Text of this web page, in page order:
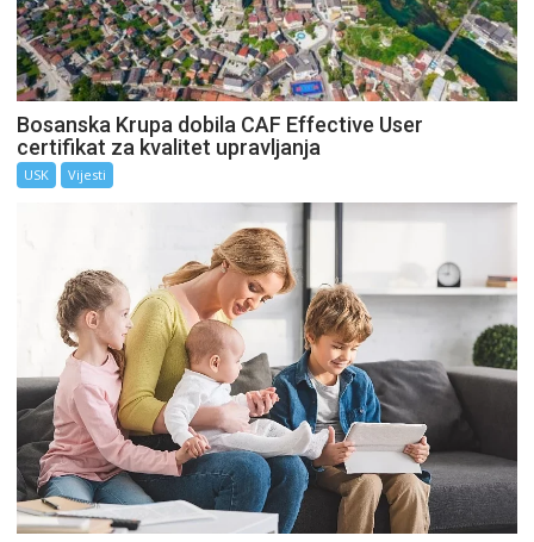
Bosanska Krupa dobila CAF Effective User
certifikat za kvalitet upravljanja
USK Vijesti